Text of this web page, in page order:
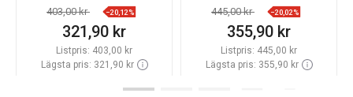
403,00 kr −20,12%
321,90 kr
Listpris: 403,00 kr
Lägsta pris: 321,90 kr
445,00 kr −20,02%
355,90 kr
Listpris: 445,00 kr
Lägsta pris: 355,90 kr